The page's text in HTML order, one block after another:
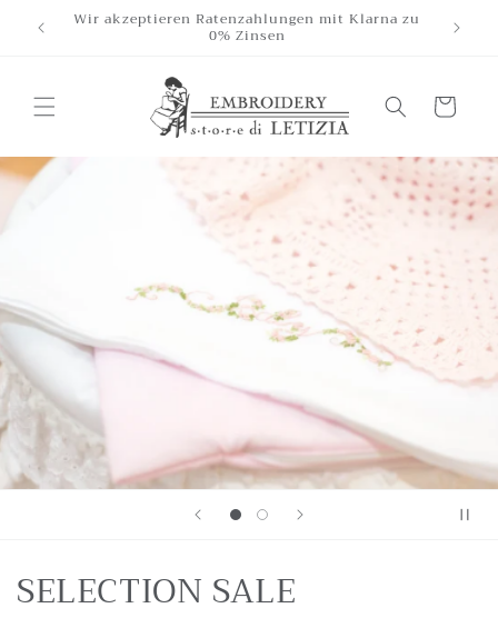
zum
Wir akzeptieren Ratenzahlungen mit Klarna zu
0% Zinsen
Wagen
SELECTION SALE